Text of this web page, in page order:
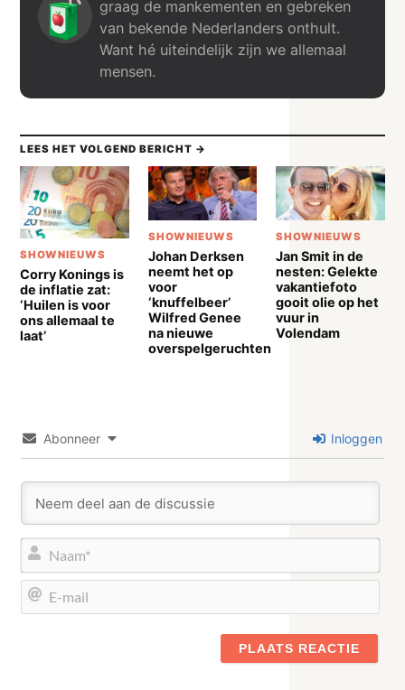
graag de mankementen en gebreken
van bekende Nederlanders onthult.
Want hé uiteindelijk zijn we allemaal
mensen.
LEES HET VOLGEND BERICHT →
SHOWNIEUWS
Corry Konings is
de inflatie zat:
‘Huilen is voor
ons allemaal te
laat’
SHOWNIEUWS
Johan Derksen
neemt het op
voor
‘knuffelbeer’
Wilfred Genee
na nieuwe
overspelgeruchten
SHOWNIEUWS
Jan Smit in de
nesten: Gelekte
vakantiefoto
gooit olie op het
vuur in
Volendam
Abonneer Inloggen